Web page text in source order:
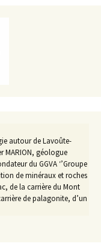
autour de Lavoûte-
MARION, géologue
du GGVA ‘’Groupe
de minéraux et roches
de la carrière du Mont
de palagonite, d’un